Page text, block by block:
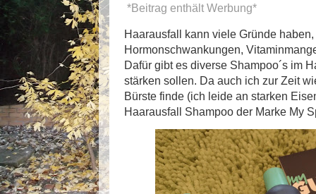
*Beitrag enthält Werbung*
Haarausfall kann viele Gründe
Hormonschwankungen,
Dafür gibt es diverse Shampoo´s im
stärken sollen. Da auch ich zur Zeit
Bürste finde (ich leide an starken
Haarausfall Shampoo der Marke My